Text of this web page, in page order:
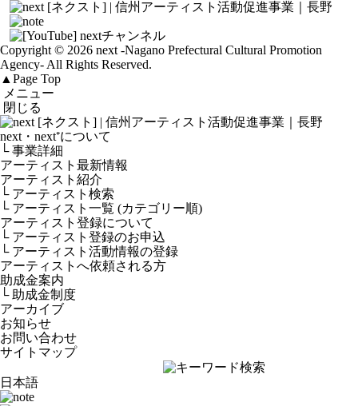
Copyright © 2026 next -Nagano Prefectural Cultural Promotion
Agency- All Rights Reserved.
▲ Page Top
メニュー
閉じる
next・next⁺について
└ 事業詳細
アーティスト最新情報
アーティスト紹介
└ アーティスト検索
└ アーティスト一覧 (カテゴリー順)
アーティスト登録について
└ アーティスト登録のお申込
└ アーティスト活動情報の登録
アーティストへ依頼される方
助成金案内
└ 助成金制度
アーカイブ
お知らせ
お問い合わせ
サイトマップ